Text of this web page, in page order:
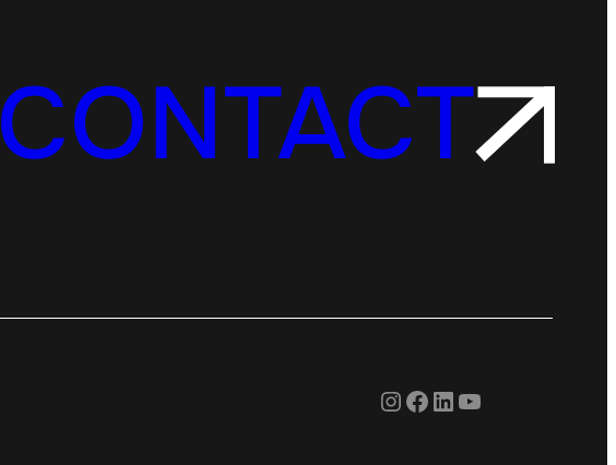
CONTACT
Instagram
Facebook
LinkedIn
YouTube